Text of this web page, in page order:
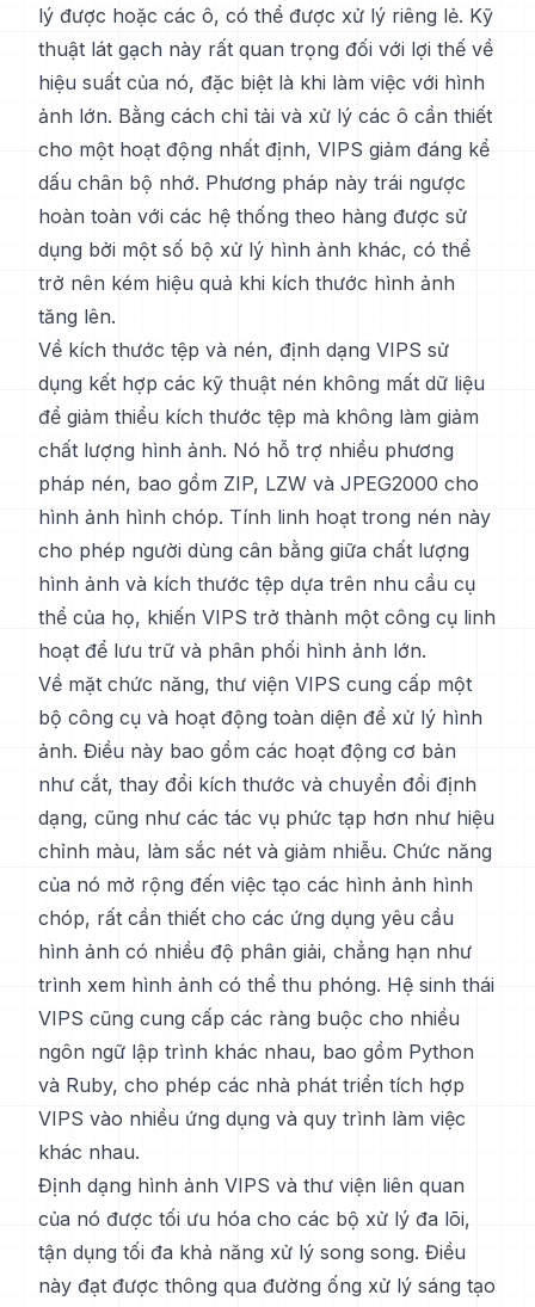
lý được hoặc các ô, có thể được xử lý riêng lẻ. Kỹ
thuật lát gạch này rất quan trọng đối với lợi thế về
hiệu suất của nó, đặc biệt là khi làm việc với hình
ảnh lớn. Bằng cách chỉ tải và xử lý các ô cần thiết
cho một hoạt động nhất định, VIPS giảm đáng kể
dấu chân bộ nhớ. Phương pháp này trái ngược
hoàn toàn với các hệ thống theo hàng được sử
dụng bởi một số bộ xử lý hình ảnh khác, có thể
trở nên kém hiệu quả khi kích thước hình ảnh
tăng lên.
Về kích thước tệp và nén, định dạng VIPS sử
dụng kết hợp các kỹ thuật nén không mất dữ liệu
để giảm thiểu kích thước tệp mà không làm giảm
chất lượng hình ảnh. Nó hỗ trợ nhiều phương
pháp nén, bao gồm ZIP, LZW và JPEG2000 cho
hình ảnh hình chóp. Tính linh hoạt trong nén này
cho phép người dùng cân bằng giữa chất lượng
hình ảnh và kích thước tệp dựa trên nhu cầu cụ
thể của họ, khiến VIPS trở thành một công cụ linh
hoạt để lưu trữ và phân phối hình ảnh lớn.
Về mặt chức năng, thư viện VIPS cung cấp một
bộ công cụ và hoạt động toàn diện để xử lý hình
ảnh. Điều này bao gồm các hoạt động cơ bản
như cắt, thay đổi kích thước và chuyển đổi định
dạng, cũng như các tác vụ phức tạp hơn như hiệu
chỉnh màu, làm sắc nét và giảm nhiễu. Chức năng
của nó mở rộng đến việc tạo các hình ảnh hình
chóp, rất cần thiết cho các ứng dụng yêu cầu
hình ảnh có nhiều độ phân giải, chẳng hạn như
trình xem hình ảnh có thể thu phóng. Hệ sinh thái
VIPS cũng cung cấp các ràng buộc cho nhiều
ngôn ngữ lập trình khác nhau, bao gồm Python
và Ruby, cho phép các nhà phát triển tích hợp
VIPS vào nhiều ứng dụng và quy trình làm việc
khác nhau.
Định dạng hình ảnh VIPS và thư viện liên quan
của nó được tối ưu hóa cho các bộ xử lý đa lõi,
tận dụng tối đa khả năng xử lý song song. Điều
này đạt được thông qua đường ống xử lý sáng tạo